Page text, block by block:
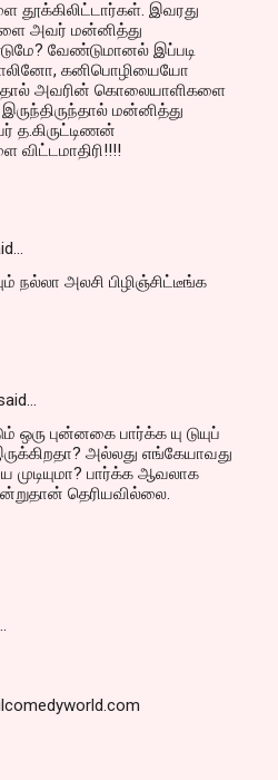
இவரது
அவர் மன்னித்து
வேண்டுமானல் இப்படி
கனிபொழியையோ
அவரின் கொலையாளிகளை
மன்னித்து
த.கிருட்டிணன்
நல்லா அலசி பிழிஞ்சிட்டீங்க
ஒரு புன்னகை பார்க்க யு டுயுப்
அல்லது எங்கேயாவது
பார்க்க ஆவலாக
தெரியவில்லை.